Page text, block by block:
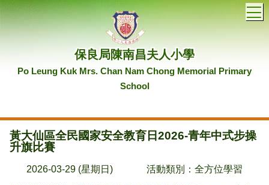
保良局陳南昌夫人小學
Po Leung Kuk Mrs. Chan Nam Chong Memorial Primary
School
黃大仙區全民國家安全教育日2026-青年中式步操
升旗比賽
2026-03-29 (星期日) 活動類別：全方位學習